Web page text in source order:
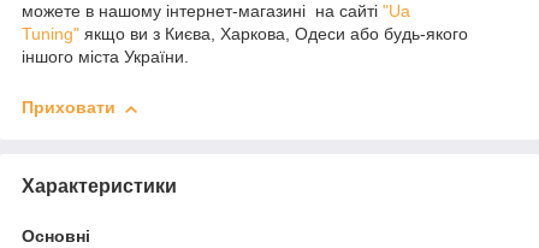
можете в нашому інтернет-магазині на сайті "Ua
Tuning" якщо ви з Києва, Харкова, Одеси або будь-якого
іншого міста України.
Приховати
Характеристики
Основні